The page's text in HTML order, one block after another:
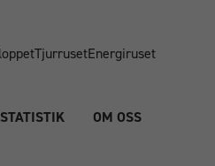
TjurrusetEnergiruset
OM OSS